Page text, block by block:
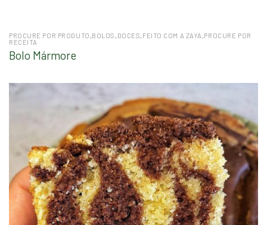
PROCURE POR PRODUTO BOLOS DOCES FEITO COM A ZAYA PROCURE POR
RECEITA
Bolo Mármore